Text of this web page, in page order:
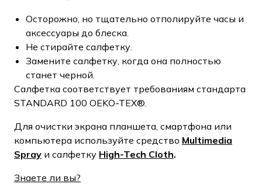
Осторожно, но тщательно отполируйте часы и
аксессуары до блеска.
Не стирайте салфетку.
Замените салфетку, когда она полностью
станет черной.
Салфетка соответствует требованиям стандарта
STANDARD 100 OEKO-TEX®.
Для очистки экрана планшета, смартфона или
компьютера используйте средство Multimedia
Spray и салфетку High-Tech Cloth.
Знаете ли вы?